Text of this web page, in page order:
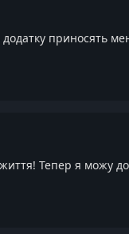
приносять
Тепер я можу